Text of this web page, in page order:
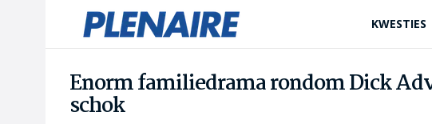
KWESTIES
Enorm familiedrama rondom Dick
schok